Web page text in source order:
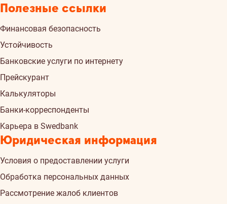
Полезные ссылки
Финансовая безопасность
Устойчивость
Банковские услуги по интернету
Прейскурант
Калькуляторы
Банки-корреспонденты
Kарьера в Swedbank
Юридическая информация
Условия о предоставлении услуги
Обработка персональных данных
Рассмотрение жалоб клиентов